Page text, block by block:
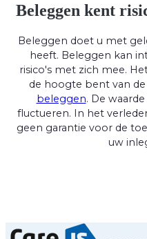
Beleggen kent
Beleggen doet u met
heeft. Beleggen kan
risico's met zich mee.
de hoogte bent van
beleggen. De
fluctueren. In het
geen garantie voor de
uw